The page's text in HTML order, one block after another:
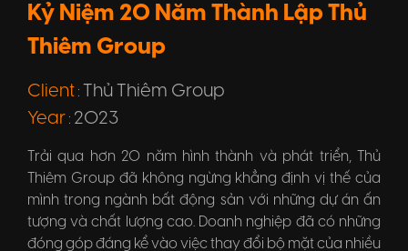
Kỷ Niệm 20 Năm Thành Lập Thủ
Thiêm Group
Client : Thủ Thiêm Group
Year : 2023
Trải qua hơn 20 năm hình thành và phát triển, Thủ
Thiêm Group đã không ngừng khẳng định vị thế của
mình trong ngành bất động sản với những dự án ấn
tượng và chất lượng cao. Doanh nghiệp đã có những
đóng góp đáng kể vào việc thay đổi bộ mặt của nhiều